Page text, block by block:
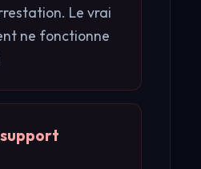
Le vrai
ne fonctionne